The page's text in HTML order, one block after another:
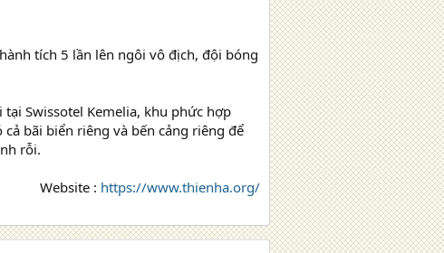
tích 5 lần lên ngôi vô địch, đội bóng
Swissotel Kemelia, khu phức hợp
bãi biển riêng và bến cảng riêng để
rỗi.
Website : https://www.thienha.org/